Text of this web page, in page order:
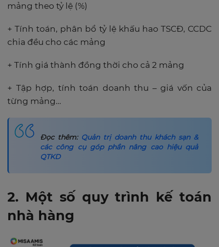
mảng theo tỷ lệ (%)
+ Tính toán, phân bổ tỷ lệ khấu hao TSCĐ, CCDC
chia đều cho các mảng
+ Tính giá thành đồng thời cho cả 2 mảng
+ Tập hợp, tính toán doanh thu – giá vốn của
từng mảng…
Đọc thêm: Quản trị doanh thu khách sạn &
các công cụ góp phần nâng cao hiệu quả
QTKD
2. Một số quy trình kế toán
nhà hàng